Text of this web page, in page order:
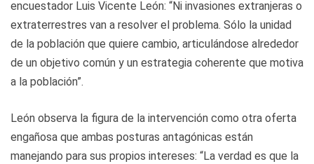
encuestador Luis Vicente León: “Ni invasiones extranjeras o
extraterrestres van a resolver el problema. Sólo la unidad
de la población que quiere cambio, articulándose alrededor
de un objetivo común y un estrategia coherente que motiva
a la población”.
León observa la figura de la intervención como otra oferta
engañosa que ambas posturas antagónicas están
manejando para sus propios intereses: “La verdad es que la